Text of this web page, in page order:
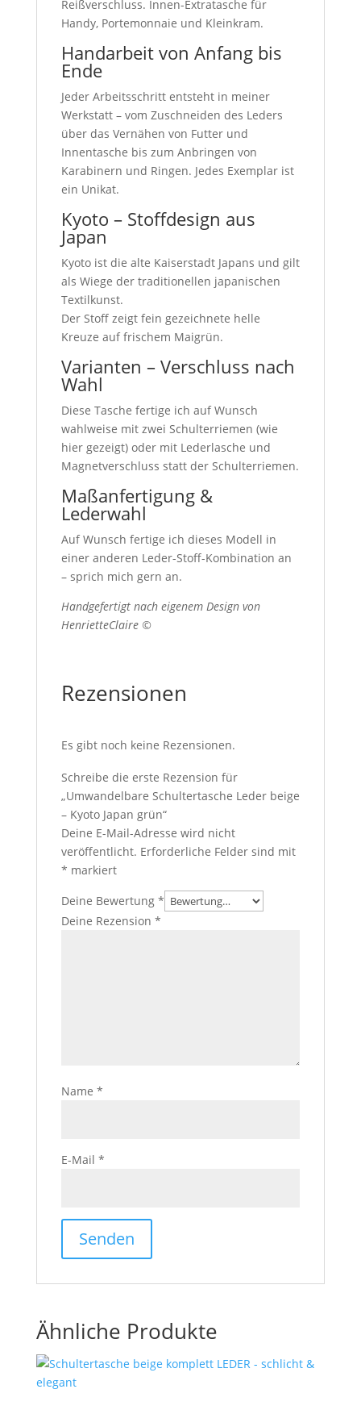
Reißverschluss. Innen-Extratasche für
Handy, Portemonnaie und Kleinkram.
Handarbeit von Anfang bis
Ende
Jeder Arbeitsschritt entsteht in meiner
Werkstatt – vom Zuschneiden des Leders
über das Vernähen von Futter und
Innentasche bis zum Anbringen von
Karabinern und Ringen. Jedes Exemplar ist
ein Unikat.
Kyoto – Stoffdesign aus
Japan
Kyoto ist die alte Kaiserstadt Japans und gilt
als Wiege der traditionellen japanischen
Textilkunst.
Der Stoff zeigt fein gezeichnete helle
Kreuze auf frischem Maigrün.
Varianten – Verschluss nach
Wahl
Diese Tasche fertige ich auf Wunsch
wahlweise mit zwei Schulterriemen (wie
hier gezeigt) oder mit Lederlasche und
Magnetverschluss statt der Schulterriemen.
Maßanfertigung &
Lederwahl
Auf Wunsch fertige ich dieses Modell in
einer anderen Leder-Stoff-Kombination an
– sprich mich gern an.
Handgefertigt nach eigenem Design von
HenrietteClaire ©
Rezensionen
Es gibt noch keine Rezensionen.
Schreibe die erste Rezension für
„Umwandelbare Schultertasche Leder beige
– Kyoto Japan grün“
Deine E-Mail-Adresse wird nicht
veröffentlicht. Erforderliche Felder sind mit
* markiert
Deine Bewertung *
Deine Rezension *
Name *
E-Mail *
Ähnliche Produkte